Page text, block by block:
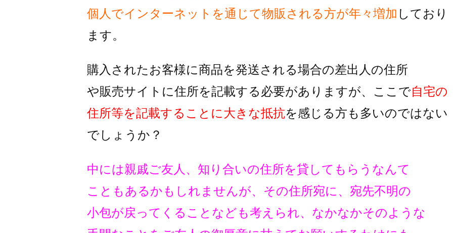
個人でインターネットを通じて物販される方が年々増加 しており
ます。
購入されたお客様に商品を発送される場合の差出人の住所
や販売サイトに住所を記載する必要がありますが、 ここで自宅の
住所等を記載することに大きな抵抗を感じる方も多いのではない
でしょうか？
中には親戚ご友人、知り合いの住所を貸してもらうなんて
こともあるかもしれませんが、その住所宛に、宛先不明の
小包が戻ってくることなども考えられ、なかなかそのような